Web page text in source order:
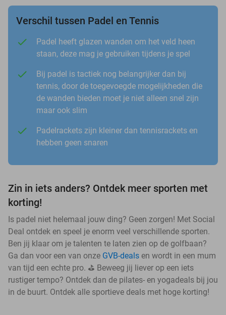
Verschil tussen Padel en Tennis
Padel heeft glazen wanden om het veld heen
staan, deze mag je gebruiken tijdens je spel
Bij padel is tactiek nog belangrijker dan bij
tennis, door de toegevoegde mogelijkheden die
de wanden bieden moet je niet alleen snel zijn
maar ook slim
Padelrackets zijn kleiner dan tennisrackets en
hebben geen snaren
Zin in iets anders? Ontdek meer sporten met
korting!
Is padel niet helemaal jouw ding? Geen zorgen! Met Social
Deal ontdek en speel je enorm veel verschillende sporten.
Ben jij klaar om je talenten te laten zien op de golfbaan?
Ga dan voor een van onze GVB-deals en wordt in een mum
van tijd een echte pro. ⛳ Beweeg jij liever op een iets
rustiger tempo? Ontdek dan de pilates- en yogadeals bij jou
in de buurt. Ontdek alle sportieve deals met hoge korting!